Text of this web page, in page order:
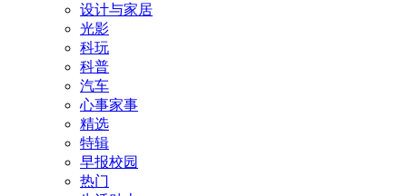
设计与家居
光影
科玩
科普
汽车
心事家事
精选
特辑
早报校园
热门